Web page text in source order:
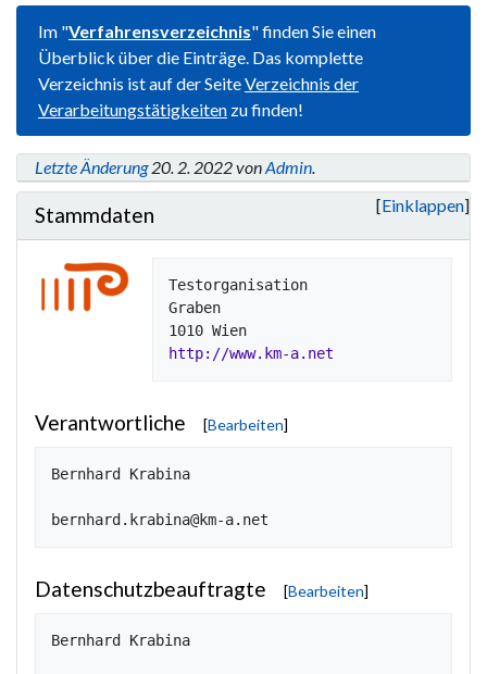
Im "Verfahrensverzeichnis" finden Sie einen
Überblick über die Einträge. Das komplette
Verzeichnis ist auf der SeiteVerzeichnis der
Verarbeitungstätigkeiten zu finden!
Letzte Änderung20. 2. 2022 vonAdmin
Einklappen
Stammdaten
Testorganisation
Graben
http://www.km-a.net
Verantwortliche [Bearbeiten]
Bernhard Krabina
Datenschutzbeauftragte [Bearbeiten]
Bernhard Krabina